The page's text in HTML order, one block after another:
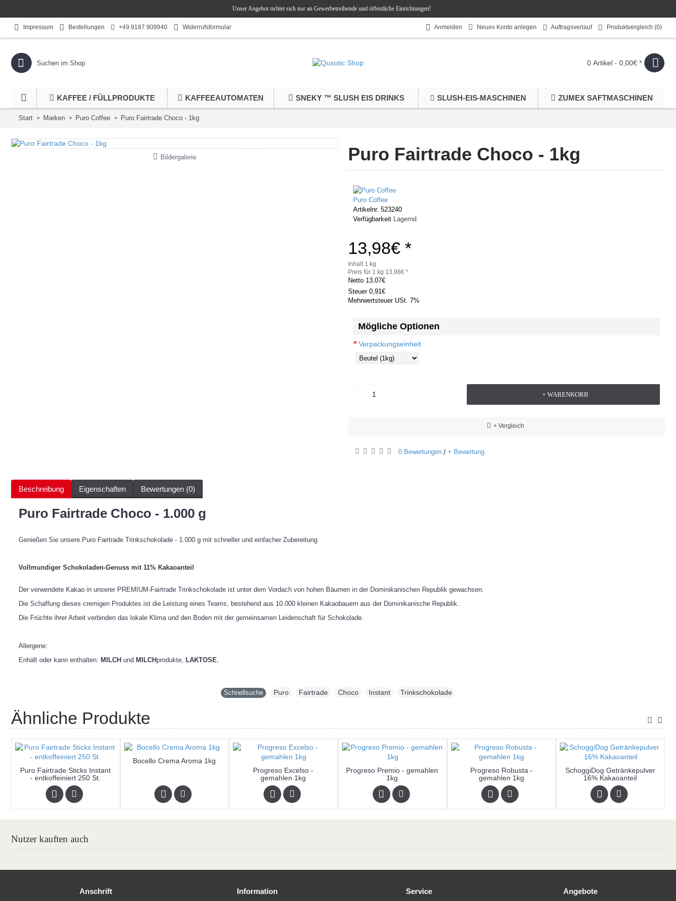
Unser Angebot richtet sich nur an Gewerbetreibende und öffentliche Einrichtungen!
Impressum Bestellungen +49 9187 909940 Widerrufsformular Anmelden Neues Konto anlegen Auftragsverlauf Produktvergleich (0)
0 Artikel - 0,00€ *
KAFFEE / FÜLLPRODUKTE KAFFEEAUTOMATEN SNEKY ™ SLUSH EIS DRINKS SLUSH-EIS-MASCHINEN ZUMEX SAFTMASCHINEN
Start Marken Puro Coffee Puro Fairtrade Choco - 1kg
Bildergalerie Puro Fairtrade Choco - 1kg
Puro Coffee
Artikelnr. 523240
Verfügbarkeit Lagernd
13,98€ *
Inhalt 1 kg
Preis für 1 kg 13,98€ *
Netto 13,07€
Steuer 0,91€
Mehrwertsteuer USt. 7%
Mögliche Optionen
Verpackungseinheit
+ WARENKORB
+ Vergleich
0 Bewertungen / + Bewertung
Beschreibung Eigenschaften Bewertungen (0)
Puro Fairtrade Choco - 1.000 g
Genießen Sie unsere Puro Fairtrade Trinkschokolade - 1.000 g mit schneller und einfacher Zubereitung
Vollmundiger Schokoladen-Genuss mit 11% Kakaoanteil
Der verwendete Kakao in unserer PREMIUM-Fairtrade Trinkschokolade ist unter dem Vordach von hohen Bäumen in der Dominikanischen Republik gewachsen.
Die Schaffung dieses cremigen Produktes ist die Leistung eines Teams, bestehend aus 10.000 kleinen Kakaobauern aus der Dominikanische Republik.
Die Früchte ihrer Arbeit verbinden das lokale Klima und den Boden mit der gemeinsamen Leidenschaft für Schokolade.
Allergene:
Enhält oder kann enthalten: MILCH und MILCHprodukte, LAKTOSE,
Schnellsuche Puro Fairtrade Choco Instant Trinkschokolade
Ähnliche Produkte
Puro Fairtrade Sticks Instant
- entkoffeiniert 250 St.
Bocello Crema Aroma 1kg
Progreso Excelso -
gemahlen 1kg
Progreso Premio - gemahlen
1kg
Progreso Robusta -
gemahlen 1kg
SchoggiDog Getränkepulver
16% Kakaoanteil
Nutzer kauften auch
Anschrift Information Service Angebote